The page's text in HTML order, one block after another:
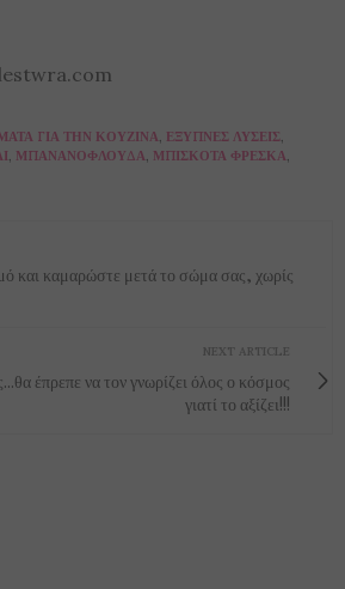
ΓΙΑ ΤΗΝ ΚΟΥΖΊΝΑ, ΈΞΥΠΝΕΣ ΛΎΣΕΙΣ,
, ΜΠΑΝΑΝΟΦΛΟΎΔΑ, ΜΠΙΣΚΌΤΑ ΦΡΈΣΚΑ,
και καμαρώστε μετά το σώμα σας, χωρίς
NEXT ARTICLE
έπρεπε να τον γνωρίζει όλος ο κόσμος
γιατί το αξίζει!!!